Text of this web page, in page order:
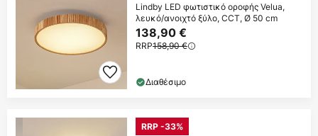
Lindby LED φωτιστικό οροφής Velua,
λευκό/ανοιχτό ξύλο, CCT, Ø 50 cm
138,90 €
RRP158,90 €
Διαθέσιμο
RRP -33%